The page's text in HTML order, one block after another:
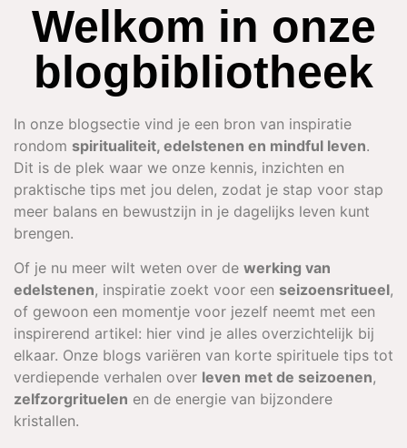
Welkom in onze
blogbibliotheek
In onze blogsectie vind je een bron van inspiratie
rondom spiritualiteit, edelstenen en mindful leven.
Dit is de plek waar we onze kennis, inzichten en
praktische tips met jou delen, zodat je stap voor stap
meer balans en bewustzijn in je dagelijks leven kunt
brengen.
Of je nu meer wilt weten over de werking van
edelstenen, inspiratie zoekt voor een seizoensritueel,
of gewoon een momentje voor jezelf neemt met een
inspirerend artikel: hier vind je alles overzichtelijk bij
elkaar. Onze blogs variëren van korte spirituele tips tot
verdiepende verhalen over leven met de seizoenen,
zelfzorgrituelen en de energie van bijzondere
kristallen.